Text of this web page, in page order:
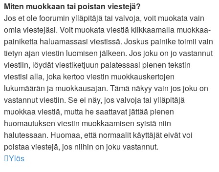
Miten muokkaan tai poistan viestejä?
Jos et ole foorumin ylläpitäjä tai valvoja, voit muokata vain
omia viestejäsi. Voit muokata viestiä klikkaamalla muokkaa-
painiketta haluamassasi viestissä. Joskus painike toimii vain
tietyn ajan viestin luomisen jälkeen. Jos joku on jo vastannut
viestiin, löydät viestiketjuun palatessasi pienen tekstin
viestisi alla, joka kertoo viestin muokkauskertojen
lukumäärän ja muokkausajan. Tämä näkyy vain jos joku on
vastannut viestiin. Se ei näy, jos valvoja tai ylläpitäjä
muokkaa viestiä, mutta he saattavat jättää pienen
huomautuksen viestin muokkaamisen syistä niin
halutessaan. Huomaa, että normaalit käyttäjät eivät voi
poistaa viestejä, jos niihin on joku vastannut.
Ylös